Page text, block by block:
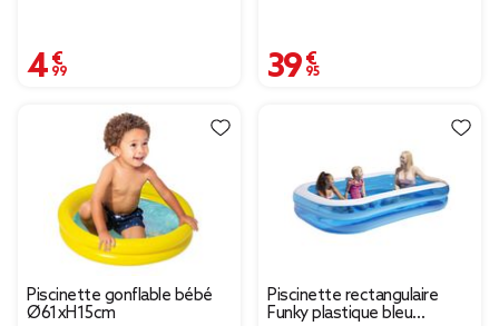
4,99 € 39,95 €
Piscinette gonflable bébé
Ø61xH15cm
Piscinette rectangulaire
Funky plastique bleu